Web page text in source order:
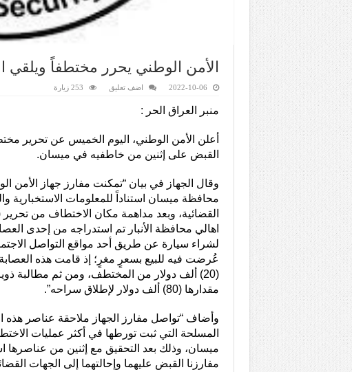
الأمن الوطني يحرر مختطفاً
2022-10-06 اضف تعليق 253 زيارة
منبر العراق الحر :
أعلن الأمن الوطني، اليوم الخميس عن تحرير
القبض على إثنين من خاطفيه في ميسان.
وقال الجهاز في بيان “تمكنت مفارز جهاز الأمن
محافظة ميسان استناداً للمعلومات الاستخبارية
القضائية، وبعد مداهمة مكان الاختطاف من
اهالي محافظة الأنبار تم استدراجه من إحدى
لشراء سيارة عن طريق أحد مواقع التواصل
عُرضت فيه للبيع بسعرٍ مغرٍ؛ إذ قامت هذه
(20) ألف دولار من المختطف، ومن ثم مطالبة
مقدارها (80) ألف دولار لإطلاق سراحه”.
وأضاف “تواصل مفارز الجهاز ملاحقة عناصر هذه
المسلحة التي ثبت تورطها في أكثر عمليات
ميسان، وذلك بعد التحقيق مع إثنين من
مفارزنا القبض عليهما وإحالتهما إلى الجهات